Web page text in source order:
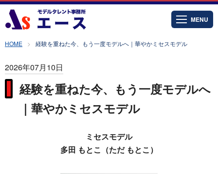
MENU
HOME 経験を重ねた今、もう一度モデルへ｜華やかミセスモデル
2026年07月10日
経験を重ねた今、もう一度モデルへ
｜華やかミセスモデル
ミセスモデル
多田 もとこ（ただ もとこ）